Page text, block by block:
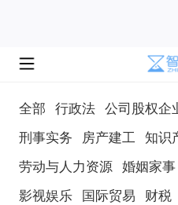
全部 行政法 公司股权企
刑事实务 房产建工 知识
劳动与人力资源 婚姻家事
影视娱乐 国际贸易 财税